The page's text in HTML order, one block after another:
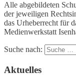
Alle abgebildeten
der jeweiligen
das Urheberrecht für
Medienwerkstatt
Suche nach:
Aktuelles